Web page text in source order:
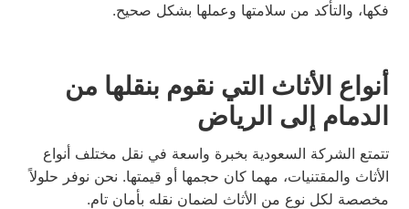
فكها، والتأكد من سلامتها وعملها بشكل صحيح.
أنواع الأثاث التي نقوم بنقلها من
الدمام إلى الرياض
تتمتع الشركة السعودية بخبرة واسعة في نقل مختلف أنواع
الأثاث والمقتنيات، مهما كان حجمها أو قيمتها. نحن نوفر حلولاً
مخصصة لكل نوع من الأثاث لضمان نقله بأمان تام.